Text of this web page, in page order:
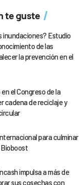
te guste
inundaciones? Estudio
de las
la prevención en el
el Congreso de la
cadena de reciclaje y
para culminar
impulsa a más de
sus cosechas con